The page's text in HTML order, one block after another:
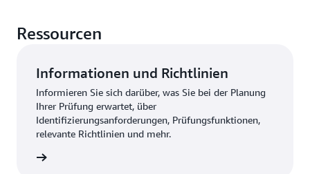
Ressourcen
Informationen und Richtlinien
Informieren Sie sich darüber, was Sie bei der Planung
Ihrer Prüfung erwartet, über
Identifizierungsanforderungen, Prüfungsfunktionen,
relevante Richtlinien und mehr.